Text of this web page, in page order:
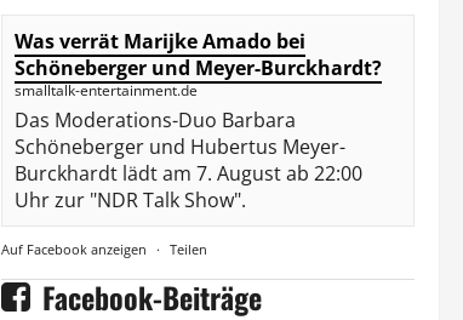
Was verrät Marijke Amado bei
Schöneberger und Meyer-Burckhardt?
smalltalk-entertainment.de
Das Moderations-Duo Barbara
Schöneberger und Hubertus Meyer-
Burckhardt lädt am 7. August ab 22:00
Uhr zur "NDR Talk Show".
Auf Facebook anzeigen · Teilen
Facebook-Beiträge